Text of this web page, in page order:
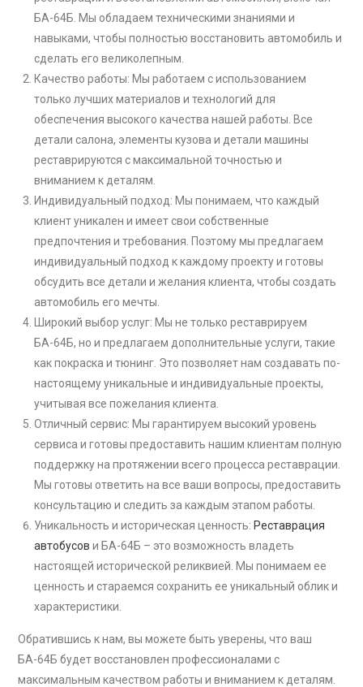
БА-64Б. Мы обладаем техническими знаниями и
навыками, чтобы полностью восстановить автомобиль и
сделать его великолепным.
Качество работы: Мы работаем с использованием
только лучших материалов и технологий для
обеспечения высокого качества нашей работы. Все
детали салона, элементы кузова и детали машины
реставрируются с максимальной точностью и
вниманием к деталям.
Индивидуальный подход: Мы понимаем, что каждый
клиент уникален и имеет свои собственные
предпочтения и требования. Поэтому мы предлагаем
индивидуальный подход к каждому проекту и готовы
обсудить все детали и желания клиента, чтобы создать
автомобиль его мечты.
Широкий выбор услуг: Мы не только реставрируем
БА-64Б, но и предлагаем дополнительные услуги, такие
как покраска и тюнинг. Это позволяет нам создавать по-
настоящему уникальные и индивидуальные проекты,
учитывая все пожелания клиента.
Отличный сервис: Мы гарантируем высокий уровень
сервиса и готовы предоставить нашим клиентам полную
поддержку на протяжении всего процесса реставрации.
Мы готовы ответить на все ваши вопросы, предоставить
консультацию и следить за каждым этапом работы.
Уникальность и историческая ценность: Реставрация
автобусов и БА-64Б – это возможность владеть
настоящей исторической реликвией. Мы понимаем ее
ценность и стараемся сохранить ее уникальный облик и
характеристики.
Обратившись к нам, вы можете быть уверены, что ваш
БА-64Б будет восстановлен профессионалами с
максимальным качеством работы и вниманием к деталям.